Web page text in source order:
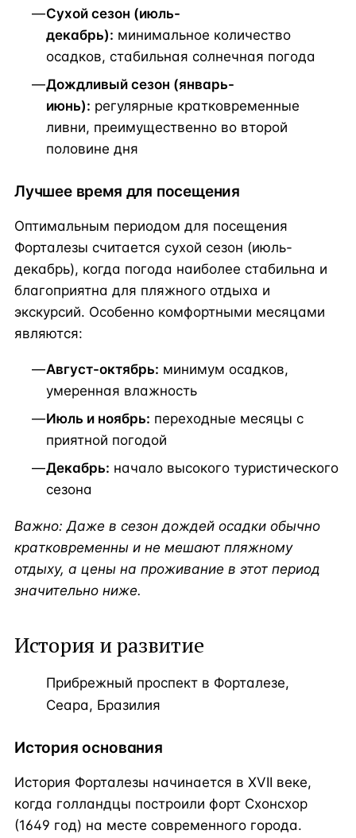
Сухой сезон (июль-
декабрь): минимальное количество
осадков, стабильная солнечная погода
Дождливый сезон (январь-
июнь): регулярные кратковременные
ливни, преимущественно во второй
половине дня
Лучшее время для посещения
Оптимальным периодом для посещения
Форталезы считается сухой сезон (июль-
декабрь), когда погода наиболее стабильна и
благоприятна для пляжного отдыха и
экскурсий. Особенно комфортными месяцами
являются:
Август-октябрь: минимум осадков,
умеренная влажность
Июль и ноябрь: переходные месяцы с
приятной погодой
Декабрь: начало высокого туристического
сезона
Важно: Даже в сезон дождей осадки обычно
кратковременны и не мешают пляжному
отдыху, а цены на проживание в этот период
значительно ниже.
История и развитие
Прибрежный проспект в Форталезе,
Сеара, Бразилия
История основания
История Форталезы начинается в XVII веке,
когда голландцы построили форт Схонсхор
(1649 год) на месте современного города.